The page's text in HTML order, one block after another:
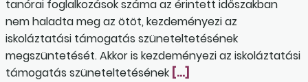
tanórai foglalkozások száma az érintett időszakban
nem haladta meg az ötöt, kezdeményezi az
iskoláztatási támogatás szüneteltetésének
megszüntetését. Akkor is kezdeményezi az iskoláztatási
támogatás szüneteltetésének […]